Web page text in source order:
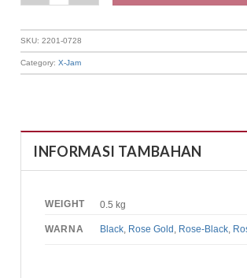
SKU:2201-0728
Category:X-Jam
INFORMASI TAMBAHAN
WEIGHT 0.5 kg
WARNA Black Rose Gold Rose-Black